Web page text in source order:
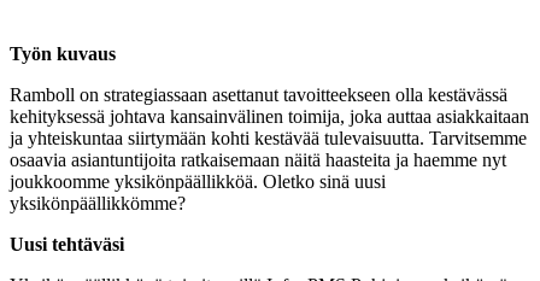
Työn kuvaus
Ramboll on strategiassaan asettanut tavoitteekseen olla kestävässä
kehityksessä johtava kansainvälinen toimija, joka auttaa asiakkaitaan
ja yhteiskuntaa siirtymään kohti kestävää tulevaisuutta. Tarvitsemme
osaavia asiantuntijoita ratkaisemaan näitä haasteita ja haemme nyt
joukkoomme yksikönpäällikköä. Oletko sinä uusi
yksikönpäällikkömme?
Uusi tehtäväsi